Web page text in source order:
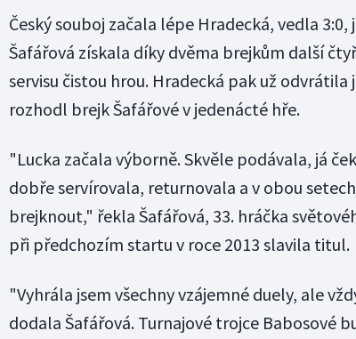
Český souboj začala lépe Hradecká, vedla
Šafářová získala díky dvěma brejkům další
servisu čistou hrou. Hradecká pak už odvrátila
rozhodl brejk Šafářové v jedenácté hře.
"Lucka začala výborně. Skvěle podávala, já
dobře servírovala, returnovala a v obou
brejknout," řekla Šafářová, 33. hráčka
při předchozím startu v roce 2013 slavila titul.
"Vyhrála jsem všechny vzájemné duely, ale
dodala Šafářová. Turnajové trojce Babosové